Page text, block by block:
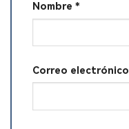
Nombre *
Correo electrónico